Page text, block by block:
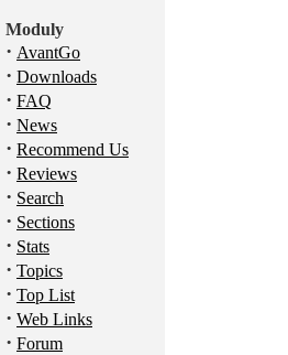
Moduly
· AvantGo
· Downloads
· FAQ
· News
· Recommend Us
· Reviews
· Search
· Sections
· Stats
· Topics
· Top List
· Web Links
· Forum